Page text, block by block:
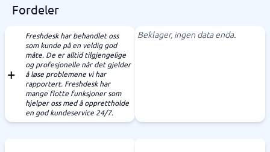
Fordeler
Freshdesk har behandlet oss
som kunde på en veldig god
måte. De er alltid tilgjengelige
og profesjonelle når det gjelder
å løse problemene vi har
rapportert. Freshdesk har
mange flotte funksjoner som
hjelper oss med å opprettholde
en god kundeservice 24/7.
Beklager, ingen data enda.